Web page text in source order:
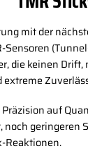
mit der
Sensoren
die keinen Drift,
auf
noch geringeren
Reaktionen.